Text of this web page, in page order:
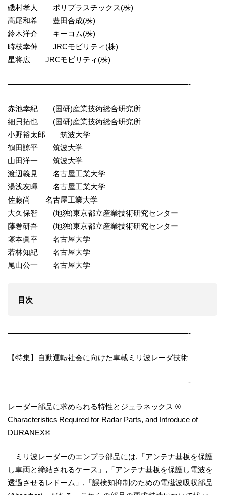
磯村孝人 ポリプラスチックス(株)
高尾和希 豊田合成(株)
鈴木洋介 キーコム(株)
時枝幸伸 JRCモビリティ(株)
星将広 JRCモビリティ(株)
————————————————————————-
赤池幸紀 (国研)産業技術総合研究所
細貝拓也 (国研)産業技術総合研究所
小野裕太郎 筑波大学
鶴田諒平 筑波大学
山田洋一 筑波大学
渡辺義見 名古屋工業大学
湯浅友暉 名古屋工業大学
佐藤尚 名古屋工業大学
大久保智 (地独)東京都立産業技術研究センター
藤巻研吾 (地独)東京都立産業技術研究センター
塚本眞幸 名古屋大学
若林知紀 名古屋大学
尾山公一 名古屋大学
目次
————————————————————————-
【特集】自動運転社会に向けた車載ミリ波レーダ技術
————————————————————————-
レーダー部品に求められる特性とジュラネックス ®
Characteristics Required for Radar Parts, and Introduce of
DURANEX®
ミリ波レーダーのエンプラ部品には,「アンテナ基板を保護
し車両と締結されるケース」,「アンテナ基板を保護し電波を
透過させるレドーム」,「誤検知抑制のための電磁波吸収部品